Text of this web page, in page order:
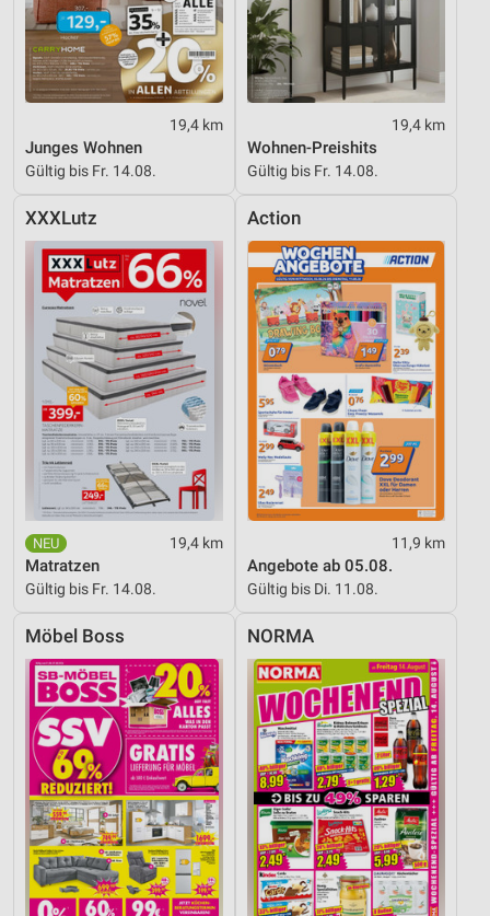
19,4 km
Junges Wohnen
Gültig bis Fr. 14.08.
19,4 km
Wohnen-Preishits
Gültig bis Fr. 14.08.
XXXLutz
19,4 km
Matratzen
Gültig bis Fr. 14.08.
Action
11,9 km
Angebote ab 05.08.
Gültig bis Di. 11.08.
Möbel Boss NORMA